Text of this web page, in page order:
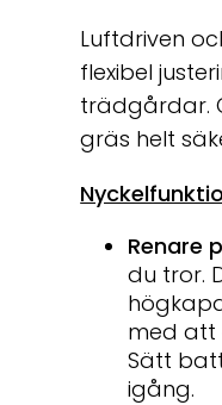
Luftdriven
flexibel
trädgårdar.
gräs helt
Renare
du tror.
med att
Sätt
igång.